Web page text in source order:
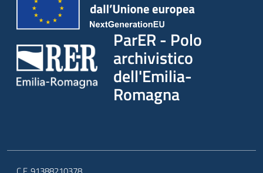
ParER - Polo
archivistico
dell'Emilia-
Romagna